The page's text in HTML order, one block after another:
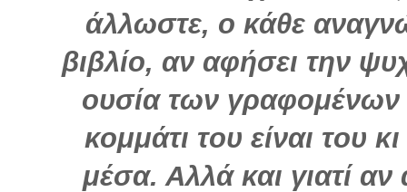
άλλωστε, ο κάθε
βιβλίο, αν αφήσει την
ουσία των γραφομένων
κομμάτι του είναι του
μέσα. Αλλά και γιατί